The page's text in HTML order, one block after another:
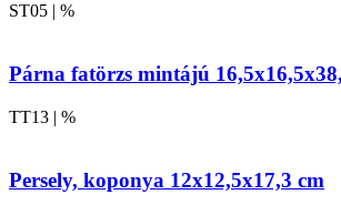
ST05 | %
Párna fatörzs mintájú
TT13 | %
Persely, koponya 12x12,5x17,3 cm